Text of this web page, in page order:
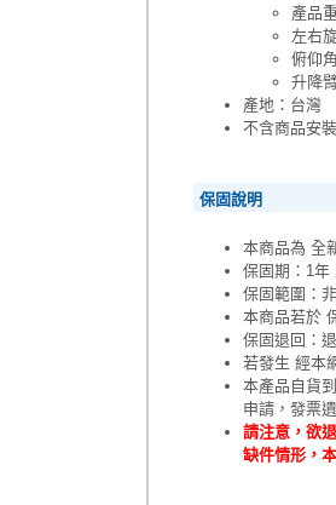
產品
左右
俯仰
升降
產地：台灣
不含商品安
保固說明
本商品為 全
保固期：1年
保固範圍：
本商品若於
保固退回：
若發生 經本
本產品自貨
申請，發票
請注意，欲
缺件情形，